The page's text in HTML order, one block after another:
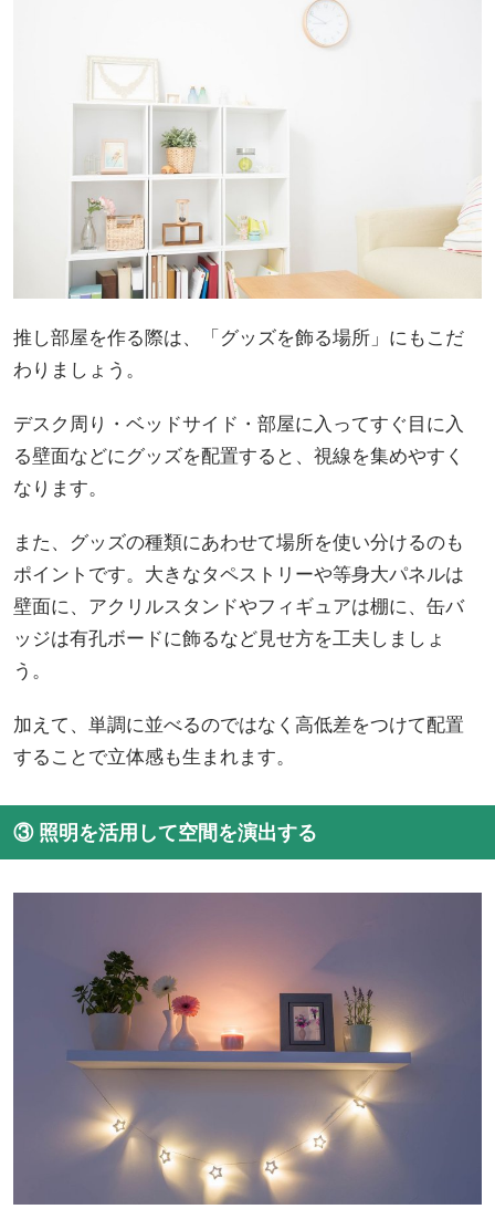
推し部屋を作る際は、「グッズを飾る場所」にもこだ
わりましょう。
デスク周り・ベッドサイド・部屋に入ってすぐ目に入
る壁面などにグッズを配置すると、視線を集めやすく
なります。
また、グッズの種類にあわせて場所を使い分けるのも
ポイントです。大きなタペストリーや等身大パネルは
壁面に、アクリルスタンドやフィギュアは棚に、缶バ
ッジは有孔ボードに飾るなど見せ方を工夫しましょ
う。
加えて、単調に並べるのではなく高低差をつけて配置
することで立体感も生まれます。
③ 照明を活用して空間を演出する